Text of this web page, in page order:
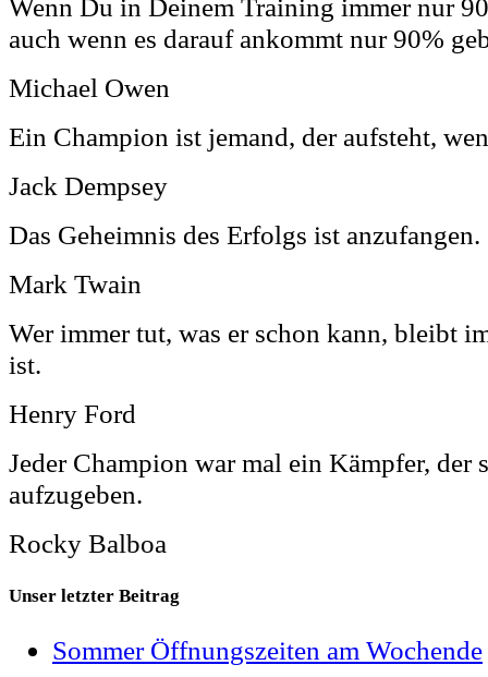
auch wenn es darauf ankommt nur 90%
Michael Owen
Ein Champion ist jemand, der aufsteht,
Jack Dempsey
Das Geheimnis des Erfolgs ist anzufangen.
Mark Twain
Wer immer tut, was er schon kann, bleibt
ist.
Henry Ford
Jeder Champion war mal ein Kämpfer, der
aufzugeben.
Rocky Balboa
Unser letzter Beitrag
Sommer Öffnungszeiten am Wochende